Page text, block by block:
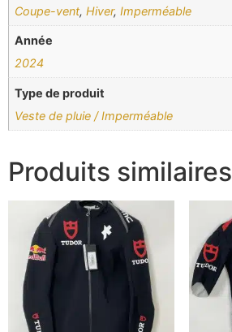
Coupe-vent,Hiver,Imperméable
Année
2024
Type de produit
Veste de pluie / Imperméable
Produits similaires